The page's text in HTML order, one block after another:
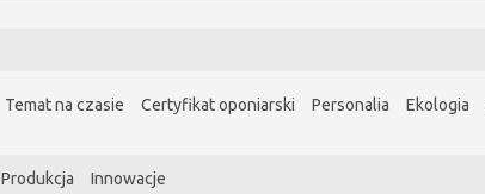
Temat na czasie Certyfikat oponiarski Personalia Ekologia
Produkcja Innowacje